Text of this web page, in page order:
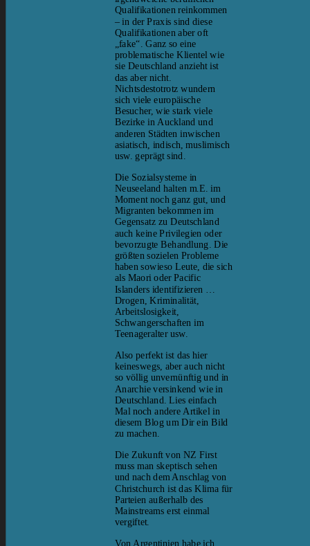
Qualifikationen reinkommen
– in der Praxis sind diese
Qualifikationen aber oft
„fake“. Ganz so eine
problematische Klientel wie
sie Deutschland anzieht ist
das aber nicht.
Nichtsdestotrotz wundern
sich viele europäische
Besucher, wie stark viele
Bezirke in Auckland und
anderen Städten inwischen
asiatisch, indisch, muslimisch
usw. geprägt sind.
Die Sozialsysteme in
Neuseeland halten m.E. im
Moment noch ganz gut, und
Migranten bekommen im
Gegensatz zu Deutschland
auch keine Privilegien oder
bevorzugte Behandlung. Die
größten sozielen Probleme
haben sowieso Leute, die sich
als Maori oder Pacific
Islanders identifizieren …
Drogen, Kriminalität,
Arbeitslosigkeit,
Schwangerschaften im
Teenageralter usw.
Also perfekt ist das hier
keineswegs, aber auch nicht
so völlig unvernünftig und in
Anarchie versinkend wie in
Deutschland. Lies einfach
Mal noch andere Artikel in
diesem Blog um Dir ein Bild
zu machen.
Die Zukunft von NZ First
muss man skeptisch sehen
und nach dem Anschlag von
Christchurch ist das Klima für
Parteien außerhalb des
Mainstreams erst einmal
vergiftet.
Von Argentinien habe ich